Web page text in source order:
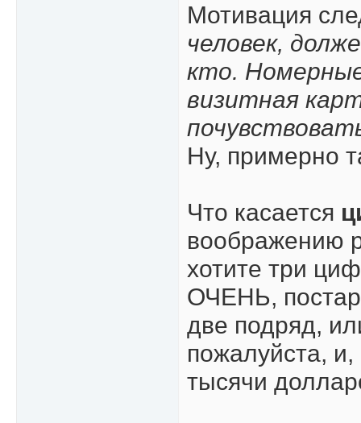
Мотивация
человек,
кто.
визитная
Ну, примерно
Что касается
воображению
хотите три
ОЧЕНЬ,
две подряд,
пожалуйста,
тысячи